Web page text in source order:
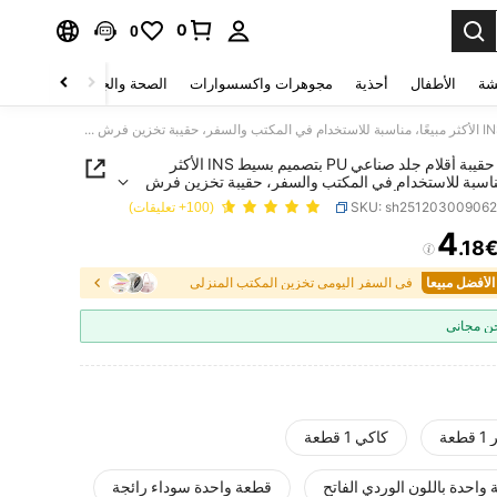
0
0
الأطفال أحذية مجوهرات واكسسوارات الصحة والجمال
1 قطعة حقيبة أقلام جلد صناعي PU بتصميم بسيط INS الأكثر مبيعًا، مناسبة للاستخدام في المكتب والسفر، حقيبة تخزين فرش مكياج متعددة الوظائف بأسلوب فتاة لطيفة، حقيبة مستحضرات تجميل، حقيبة تخزين فرش الحواجب، حقيبة أقلام جلد صناعي عالية الجودة
1 قطعة حقيبة أقلام جلد صناعي PU بتصميم بسيط INS الأكثر
للاستخدام في المكتب والسفر، حقيبة تخزين فرش
الوظائف بأسلوب فتاة لطيفة، حقيبة مستحضرات
تخزين فرش الحواجب، حقيبة أقلام جلد صناعي
SKU: (100+ تعليقات)
PRICE AND 4.18€
في السفر اليومي تخزين المكتب المنزلي
مجاني
كاكي 1 قطعة
باللون الوردي الفاتح قطعة واحدة سوداء رائجة